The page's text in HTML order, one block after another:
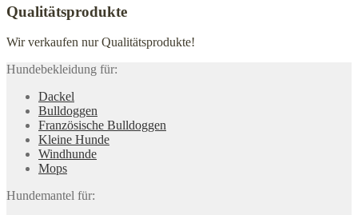
Qualitätsprodukte
Wir verkaufen nur Qualitätsprodukte!
Hundebekleidung für:
Dackel
Bulldoggen
Französische Bulldoggen
Kleine Hunde
Windhunde
Mops
Hundemantel für: